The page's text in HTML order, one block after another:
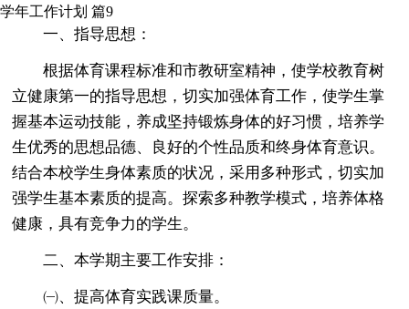
学年工作计划 篇9
一、指导思想：
根据体育课程标准和市教研室精神，使学校教育树
立健康第一的指导思想，切实加强体育工作，使学生掌
握基本运动技能，养成坚持锻炼身体的好习惯，培养学
生优秀的思想品德、良好的个性品质和终身体育意识。
结合本校学生身体素质的状况，采用多种形式，切实加
强学生基本素质的提高。探索多种教学模式，培养体格
健康，具有竞争力的学生。
二、本学期主要工作安排：
㈠、提高体育实践课质量。